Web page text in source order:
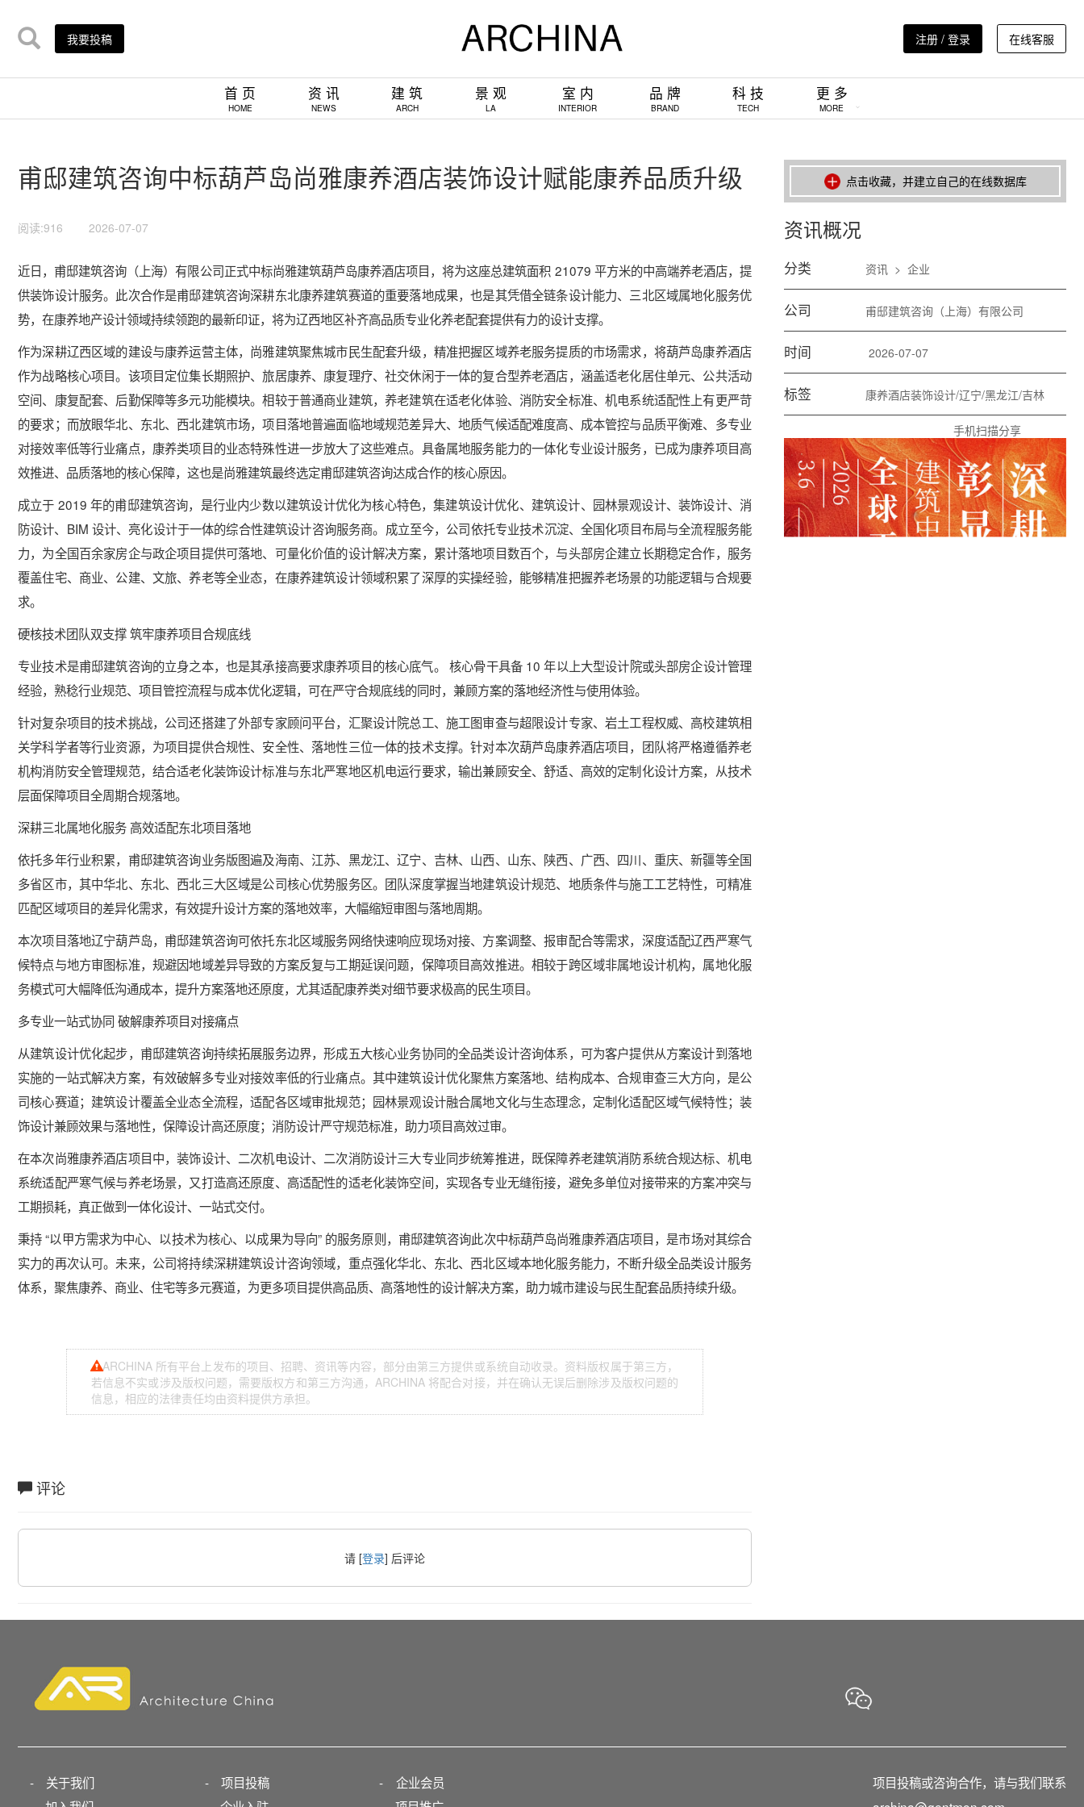
我要投稿 注册 / 登录 在线客服
首 页
HOME
资 讯
NEWS
建 筑
ARCH
景 观
LA
室 内
INTERIOR
品 牌
BRAND
科 技
TECH
更 多
MORE
甫邸建筑咨询中标葫芦岛尚雅康养酒店装饰设计赋能康养品质升级
阅读:916 2026-07-07
近日，甫邸建筑咨询（上海）有限公司正式中标尚雅建筑葫芦岛康养酒店项目，将为这座总建筑面积 21079 平方米的中高端养老酒店，提
供装饰设计服务。此次合作是甫邸建筑咨询深耕东北康养建筑赛道的重要落地成果，也是其凭借全链条设计能力、三北区域属地化服务优
势，在康养地产设计领域持续领跑的最新印证，将为辽西地区补齐高品质专业化养老配套提供有力的设计支撑。
作为深耕辽西区域的建设与康养运营主体，尚雅建筑聚焦城市民生配套升级，精准把握区域养老服务提质的市场需求，将葫芦岛康养酒店
作为战略核心项目。该项目定位集长期照护、旅居康养、康复理疗、社交休闲于一体的复合型养老酒店，涵盖适老化居住单元、公共活动
空间、康复配套、后勤保障等多元功能模块。相较于普通商业建筑，养老建筑在适老化体验、消防安全标准、机电系统适配性上有更严苛
的要求；而放眼华北、东北、西北建筑市场，项目落地普遍面临地域规范差异大、地质气候适配难度高、成本管控与品质平衡难、多专业
对接效率低等行业痛点，康养类项目的业态特殊性进一步放大了这些难点。具备属地服务能力的一体化专业设计服务，已成为康养项目高
效推进、品质落地的核心保障，这也是尚雅建筑最终选定甫邸建筑咨询达成合作的核心原因。
成立于 2019 年的甫邸建筑咨询，是行业内少数以建筑设计优化为核心特色，集建筑设计优化、建筑设计、园林景观设计、装饰设计、消
防设计、BIM 设计、亮化设计于一体的综合性建筑设计咨询服务商。成立至今，公司依托专业技术沉淀、全国化项目布局与全流程服务能
力，为全国百余家房企与政企项目提供可落地、可量化价值的设计解决方案，累计落地项目数百个，与头部房企建立长期稳定合作，服务
覆盖住宅、商业、公建、文旅、养老等全业态，在康养建筑设计领域积累了深厚的实操经验，能够精准把握养老场景的功能逻辑与合规要
求。
硬核技术团队双支撑 筑牢康养项目合规底线
专业技术是甫邸建筑咨询的立身之本，也是其承接高要求康养项目的核心底气。 核心骨干具备 10 年以上大型设计院或头部房企设计管理
经验，熟稔行业规范、项目管控流程与成本优化逻辑，可在严守合规底线的同时，兼顾方案的落地经济性与使用体验。
针对复杂项目的技术挑战，公司还搭建了外部专家顾问平台，汇聚设计院总工、施工图审查与超限设计专家、岩土工程权威、高校建筑相
关学科学者等行业资源，为项目提供合规性、安全性、落地性三位一体的技术支撑。针对本次葫芦岛康养酒店项目，团队将严格遵循养老
机构消防安全管理规范，结合适老化装饰设计标准与东北严寒地区机电运行要求，输出兼顾安全、舒适、高效的定制化设计方案，从技术
层面保障项目全周期合规落地。
深耕三北属地化服务 高效适配东北项目落地
依托多年行业积累，甫邸建筑咨询业务版图遍及海南、江苏、黑龙江、辽宁、吉林、山西、山东、陕西、广西、四川、重庆、新疆等全国
多省区市，其中华北、东北、西北三大区域是公司核心优势服务区。团队深度掌握当地建筑设计规范、地质条件与施工工艺特性，可精准
匹配区域项目的差异化需求，有效提升设计方案的落地效率，大幅缩短审图与落地周期。
本次项目落地辽宁葫芦岛，甫邸建筑咨询可依托东北区域服务网络快速响应现场对接、方案调整、报审配合等需求，深度适配辽西严寒气
候特点与地方审图标准，规避因地域差异导致的方案反复与工期延误问题，保障项目高效推进。相较于跨区域非属地设计机构，属地化服
务模式可大幅降低沟通成本，提升方案落地还原度，尤其适配康养类对细节要求极高的民生项目。
多专业一站式协同 破解康养项目对接痛点
从建筑设计优化起步，甫邸建筑咨询持续拓展服务边界，形成五大核心业务协同的全品类设计咨询体系，可为客户提供从方案设计到落地
实施的一站式解决方案，有效破解多专业对接效率低的行业痛点。其中建筑设计优化聚焦方案落地、结构成本、合规审查三大方向，是公
司核心赛道；建筑设计覆盖全业态全流程，适配各区域审批规范；园林景观设计融合属地文化与生态理念，定制化适配区域气候特性；装
饰设计兼顾效果与落地性，保障设计高还原度；消防设计严守规范标准，助力项目高效过审。
在本次尚雅康养酒店项目中，装饰设计、二次机电设计、二次消防设计三大专业同步统筹推进，既保障养老建筑消防系统合规达标、机电
系统适配严寒气候与养老场景，又打造高还原度、高适配性的适老化装饰空间，实现各专业无缝衔接，避免多单位对接带来的方案冲突与
工期损耗，真正做到一体化设计、一站式交付。
秉持 “以甲方需求为中心、以技术为核心、以成果为导向” 的服务原则，甫邸建筑咨询此次中标葫芦岛尚雅康养酒店项目，是市场对其综合
实力的再次认可。未来，公司将持续深耕建筑设计咨询领域，重点强化华北、东北、西北区域本地化服务能力，不断升级全品类设计服务
体系，聚焦康养、商业、住宅等多元赛道，为更多项目提供高品质、高落地性的设计解决方案，助力城市建设与民生配套品质持续升级。
ARCHINA 所有平台上发布的项目、招聘、资讯等内容，部分由第三方提供或系统自动收录。资料版权属于第三方，
若信息不实或涉及版权问题，需要版权方和第三方沟通，ARCHINA 将配合对接，并在确认无误后删除涉及版权问题的
信息，相应的法律责任均由资料提供方承担。
评论
请 [登录] 后评论
点击收藏，并建立自己的在线数据库
资讯概况
分类 资讯> 企业
公司 甫邸建筑咨询（上海）有限公司
时间 2026-07-07
标签 康养酒店装饰设计/辽宁/黑龙江/吉林
手机扫描分享
-
关于我们
-
项目投稿
-
企业会员
项目投稿或咨询合作，请与我们联系